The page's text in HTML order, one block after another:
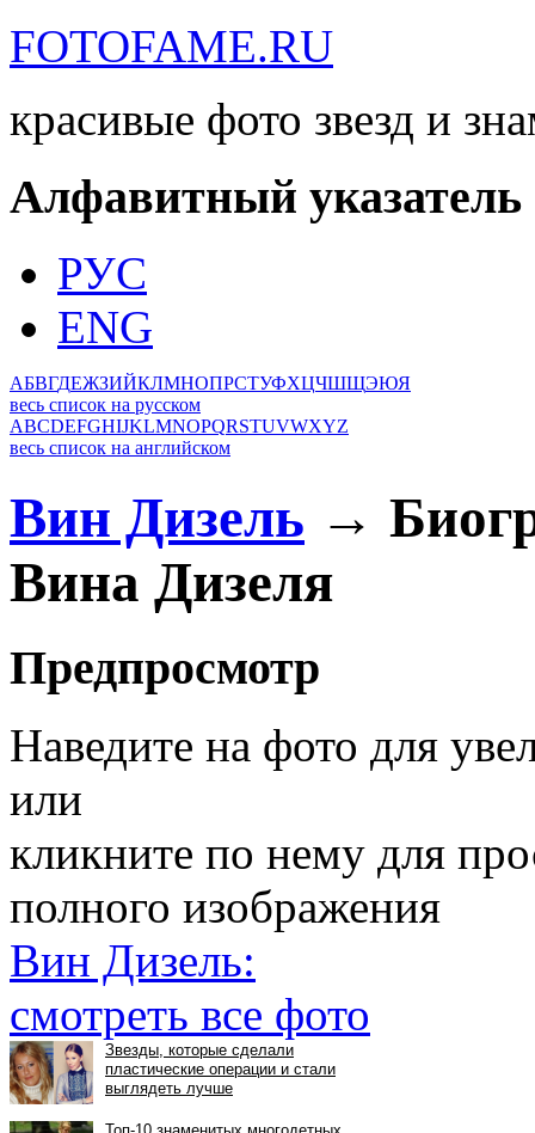
FOTOFAME.RU
красивые фото звезд и
Алфавитный указатель
РУС
ENG
АБВГДЕЖЗИЙКЛМНОПРСТУФХЦЧШЩЭЮЯ
весь список на русском
ABCDEFGHIJKLMNOPQRSTUVWXYZ
весь список на английском
Вин Дизель →
Вина Дизеля
Предпросмотр
Наведите на фото для
или
кликните по нему для
полного изображения
Вин Дизель:
смотреть все фото